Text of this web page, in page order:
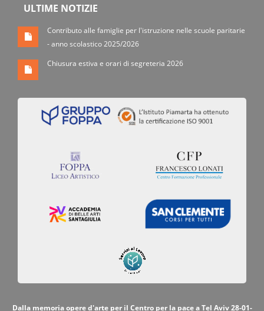
ULTIME NOTIZIE
Contributo alle famiglie per l'istruzione nelle scuole paritarie
- anno scolastico 2025/2026
Chiusura estiva e orari di segreteria 2026
Dalla memoria opere d'arte per il Centro per la pace a Tel Aviv 28-01-